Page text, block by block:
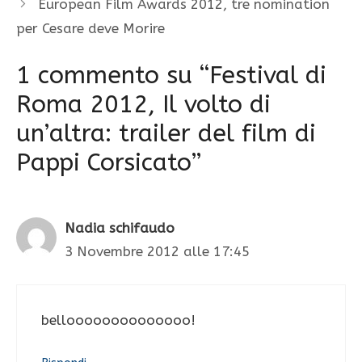
European Film Awards 2012, tre nomination
per Cesare deve Morire
1 commento su “Festival di
Roma 2012, Il volto di
un’altra: trailer del film di
Pappi Corsicato”
Nadia schifaudo
3 Novembre 2012 alle 17:45
belloooooooooooooo!